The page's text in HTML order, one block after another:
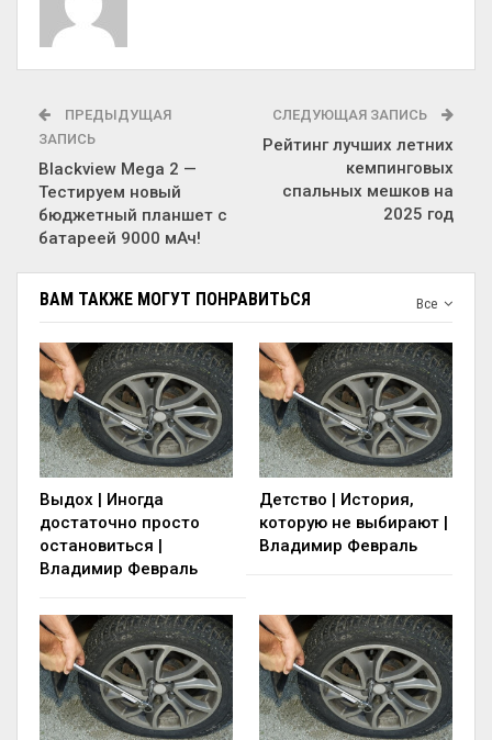
ПРЕДЫДУЩАЯ
ЗАПИСЬ
Blackview Mega 2 —
Тестируем новый
бюджетный планшет с
батареей 9000 мАч!
СЛЕДУЮЩАЯ ЗАПИСЬ
Рейтинг лучших летних
кемпинговых
спальных мешков на
2025 год
Все
ВАМ ТАКЖЕ МОГУТ ПОНРАВИТЬСЯ
Выдох | Иногда
достаточно просто
остановиться |
Владимир Февраль
Детство | История,
которую не выбирают |
Владимир Февраль